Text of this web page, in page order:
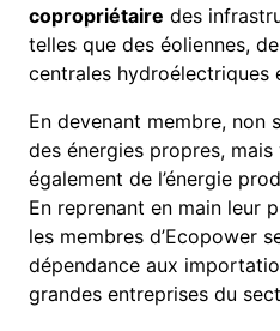
copropriétaire des
telles que des éoliennes,
centrales hydroélectriques
En devenant membre, non
des énergies propres,
également de l’énergie
En reprenant en main leur
les membres d’Ecopower
dépendance aux
grandes entreprises du